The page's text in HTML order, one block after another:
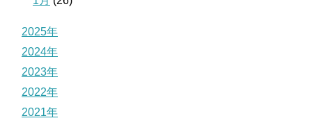
2025年
2024年
2023年
2022年
2021年